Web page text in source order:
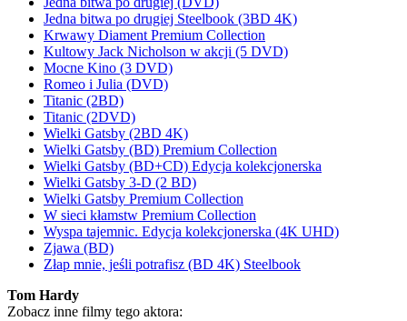
Jedna bitwa po drugiej Steelbook (3BD 4K)
Krwawy Diament Premium Collection
Kultowy Jack Nicholson w akcji (5 DVD)
Mocne Kino (3 DVD)
Romeo i Julia (DVD)
Titanic (2BD)
Titanic (2DVD)
Wielki Gatsby (2BD 4K)
Wielki Gatsby (BD) Premium Collection
Wielki Gatsby (BD+CD) Edycja kolekcjonerska
Wielki Gatsby 3-D (2 BD)
Wielki Gatsby Premium Collection
W sieci kłamstw Premium Collection
Wyspa tajemnic. Edycja kolekcjonerska (4K UHD)
Zjawa (BD)
Złap mnie, jeśli potrafisz (BD 4K) Steelbook
Tom Hardy
Zobacz inne filmy tego aktora: